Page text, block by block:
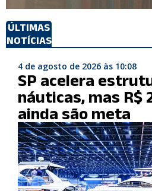
ÚLTIMAS
NOTÍCIAS
4 de agosto de 2026 às 10:08
SP acelera
náuticas, mas R$
ainda são meta